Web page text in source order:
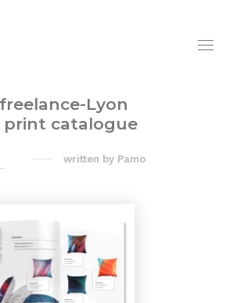
Lyon
print catalogue
written by Pamo